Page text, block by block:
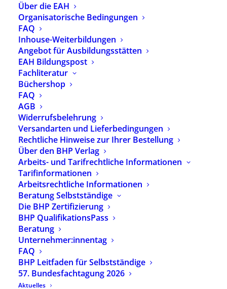
Über die EAH
Organisatorische Bedingungen
FAQ
Inhouse-Weiterbildungen
Angebot für Ausbildungsstätten
EAH Bildungspost
Fachliteratur
Büchershop
FAQ
AGB
Widerrufsbelehrung
Versandarten und Lieferbedingungen
Rechtliche Hinweise zur Ihrer Bestellung
Über den BHP Verlag
Arbeits- und Tarifrechtliche Informationen
Tarifinformationen
Arbeitsrechtliche Informationen
Beratung Selbstständige
Die BHP Zertifizierung
BHP QualifikationsPass
Beratung
Unternehmer:innentag
FAQ
BHP Leitfaden für Selbstständige
57. Bundesfachtagung 2026
Aktuelles
Der
Wörtergarten –
Ein
Sprachentwickl
ungsmaterial